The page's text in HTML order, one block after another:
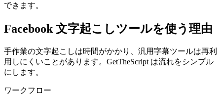
できます。
Facebook 文字起こしツールを使う理由
手作業の文字起こしは時間がかかり、汎用字幕ツールは再利
用しにくいことがあります。GetTheScript は流れをシンプル
にします。
ワークフロー